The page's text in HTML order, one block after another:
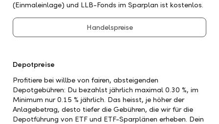
(Einmaleinlage) und LLB-Fonds im Sparplan ist kostenlos.
Handelspreise
Depotpreise
Profitiere bei willbe von fairen, absteigenden
Depotgebühren: Du bezahlst jährlich maximal 0.30 %, im
Minimum nur 0.15 % jährlich. Das heisst, je höher der
Anlagebetrag, desto tiefer die Gebühren, die wir für die
Depotführung von ETF und ETF-Sparplänen erheben. Dein